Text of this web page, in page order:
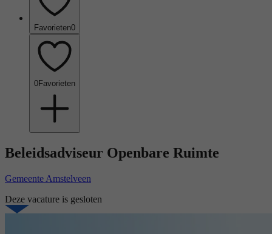
Favorieten0
0Favorieten
Beleidsadviseur Openbare Ruimte
Gemeente Amstelveen
Deze vacature is gesloten